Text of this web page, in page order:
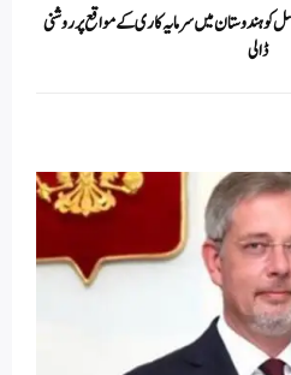
ہندوستان میں سرمایہ کاری کے مواقع پر روشنی
ڈالی